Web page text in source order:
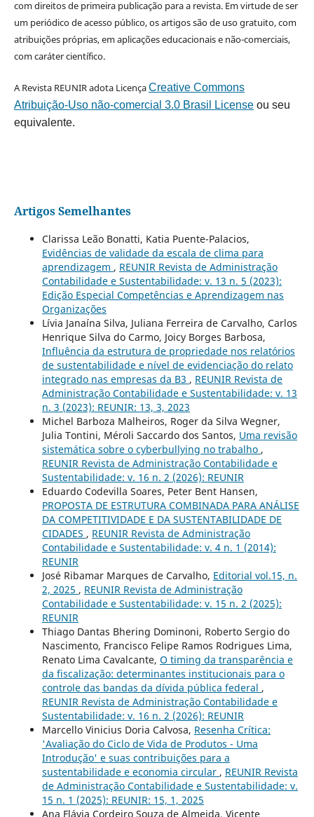
com direitos de primeira publicação para a revista. Em virtude de ser
um periódico de acesso público, os artigos são de uso gratuito, com
atribuições próprias, em aplicações educacionais e não-comerciais,
com caráter científico.
A Revista REUNIR adota LicençaCreative Commons
Atribuição-Uso não-comercial 3.0 Brasil Licenseou seu
equivalente.
Artigos Semelhantes
Clarissa Leão Bonatti, Katia Puente-Palacios,
Evidências de validade da escala de clima para
aprendizagem , REUNIR Revista de Administração
Contabilidade e Sustentabilidade: v. 13 n. 5 (2023):
Edição Especial Competências e Aprendizagem nas
Organizações
Lívia Janaína Silva, Juliana Ferreira de Carvalho, Carlos
Henrique Silva do Carmo, Joicy Borges Barbosa,
Influência da estrutura de propriedade nos relatórios
de sustentabilidade e nível de evidenciação do relato
integrado nas empresas da B3 , REUNIR Revista de
Administração Contabilidade e Sustentabilidade: v. 13
n. 3 (2023): REUNIR: 13, 3, 2023
Michel Barboza Malheiros, Roger da Silva Wegner,
Julia Tontini, Méroli Saccardo dos Santos, Uma revisão
sistemática sobre o cyberbullying no trabalho ,
REUNIR Revista de Administração Contabilidade e
Sustentabilidade: v. 16 n. 2 (2026): REUNIR
Eduardo Codevilla Soares, Peter Bent Hansen,
PROPOSTA DE ESTRUTURA COMBINADA PARA ANÁLISE
DA COMPETITIVIDADE E DA SUSTENTABILIDADE DE
CIDADES , REUNIR Revista de Administração
Contabilidade e Sustentabilidade: v. 4 n. 1 (2014):
REUNIR
José Ribamar Marques de Carvalho, Editorial vol.15, n.
2, 2025 , REUNIR Revista de Administração
Contabilidade e Sustentabilidade: v. 15 n. 2 (2025):
REUNIR
Thiago Dantas Bhering Dominoni, Roberto Sergio do
Nascimento, Francisco Felipe Ramos Rodrigues Lima,
Renato Lima Cavalcante, O timing da transparência e
da fiscalização: determinantes institucionais para o
controle das bandas da dívida pública federal ,
REUNIR Revista de Administração Contabilidade e
Sustentabilidade: v. 16 n. 2 (2026): REUNIR
Marcello Vinicius Doria Calvosa, Resenha Crítica:
'Avaliação do Ciclo de Vida de Produtos - Uma
Introdução' e suas contribuições para a
sustentabilidade e economia circular , REUNIR Revista
de Administração Contabilidade e Sustentabilidade: v.
15 n. 1 (2025): REUNIR: 15, 1, 2025
Ana Flávia Cordeiro Souza de Almeida, Vicente